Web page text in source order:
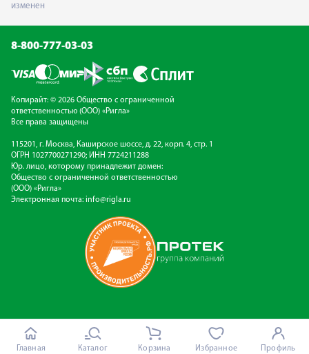
изменен
8-800-777-03-03
Копирайт: © 2026 Общество с ограниченной
ответственностью (ООО) «Ригла»
Все права защищены
115201, г. Москва, Каширское шоссе, д. 22, корп. 4, стр. 1
ОГРН 1027700271290; ИНН 7724211288
Юр. лицо, которому принадлежит домен:
Общество с ограниченной ответственностью
(ООО) «Ригла»
Электронная почта: info@rigla.ru
Главная Каталог Корзина Избранное Профиль